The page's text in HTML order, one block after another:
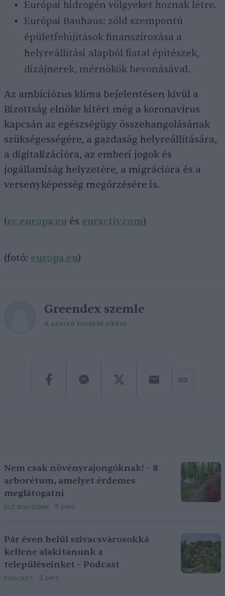
Európai hidrogén völgyeket hoznak létre.
Európai Bauhaus: zöld szempontú
épületfelújítások finanszírozása a
helyreállítási alapból fiatal építészek,
dizájnerek, mérnökök bevonásával.
Az ambíciózus klíma bejelentésen kívül a
Bizottság elnöke kitért még a koronavírus
kapcsán az egészségügy összehangolásának
szükségességére, a gazdaság helyreállítására,
a digitalizációra, az emberi jogok és
jogállamiság helyzetére, a migrációra és a
versenyképesség megőrzésére is.
(ec.europa.eu és euractiv.com)
(fotó: europa.eu)
Greendex szemle
A szerző további cikkei
Nem csak növényrajongóknak! – 8
arborétum, amelyet érdemes
meglátogatni
ÉLŐ BOLYGÓNK 5 perc
Pár éven belül szivacsvárosokká
kellene alakítanunk a
településeinket – Podcast
PODCAST 2 perc